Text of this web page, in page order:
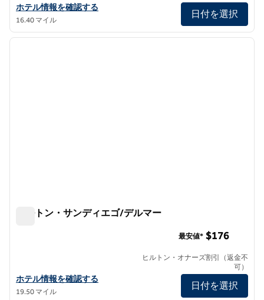
テンポbyヒルトン・サンディエゴ・デルマーの詳細を表示
ホテル情報を確認する
16.40 マイル
日付を選択
1/10
1/10
次の
ヒルトン・サンディエゴ/デルマー
ヒルトン・サンディエゴ/デルマーの詳細を見る
ホテル情報を確認する
19.50 マイル
最安値* $176
ヒルトン・オナーズ割引（返金不
可）
日付を選択